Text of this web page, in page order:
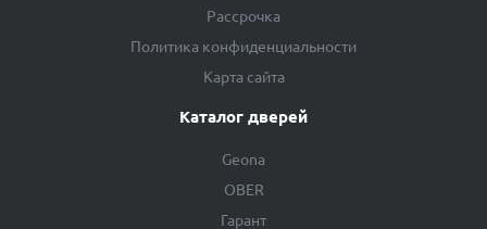
Рассрочка
Политика конфиденциальности
Карта сайта
Каталог дверей
Geona
OBER
Гарант